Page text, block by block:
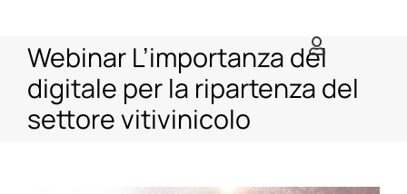
contenuto
Webinar L’importanza del
digitale per la ripartenza del
settore vitivinicolo